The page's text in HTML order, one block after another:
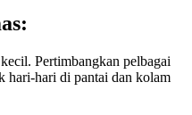
Pertimbangkan pelbagai
hari-hari di pantai dan kolam